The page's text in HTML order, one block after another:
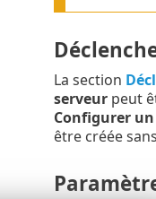
La section
serveurpeut
Configurer
être créée